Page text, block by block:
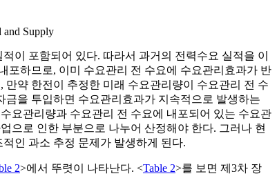
and Supply
이 포함되어 있다. 따라서 과거의 전력수요 실적을 이
포하므로, 이미 수요관리 전 수요에 수요관리효과가 반
약 한전이 추정한 미래 수요관리량이 수요관리 전 수
을 투입하면 수요관리효과가 지속적으로 발생하는
요관리량과 수요관리 전 수요에 내포되어 있는 수요관
으로 인한 부분으로 나누어 산정해야 한다. 그러나 현
인 과소 추정 문제가 발생하게 된다.
2>에서 뚜렷이 나타난다. <Table 2>를 보면 제3차 장